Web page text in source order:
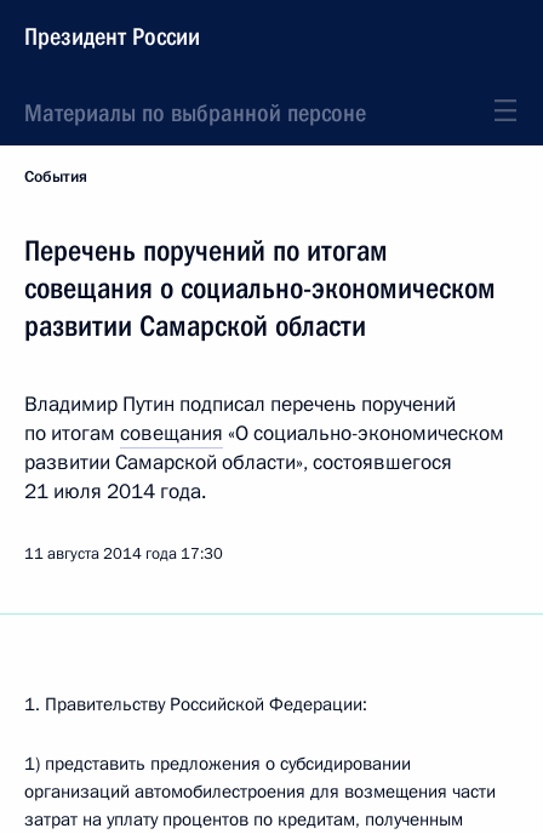
Президент России
Материалы по выбранной персоне
События
Перечень поручений по итогам
совещания о социально-экономическом
развитии Самарской области
Владимир Путин подписал перечень поручений
по итогам совещания «О социально-экономическом
развитии Самарской области», состоявшегося
21 июля 2014 года.
11 августа 2014 года 17:30
1. Правительству Российской Федерации:
1) представить предложения о субсидировании
организаций автомобилестроения для возмещения части
затрат на уплату процентов по кредитам, полученным